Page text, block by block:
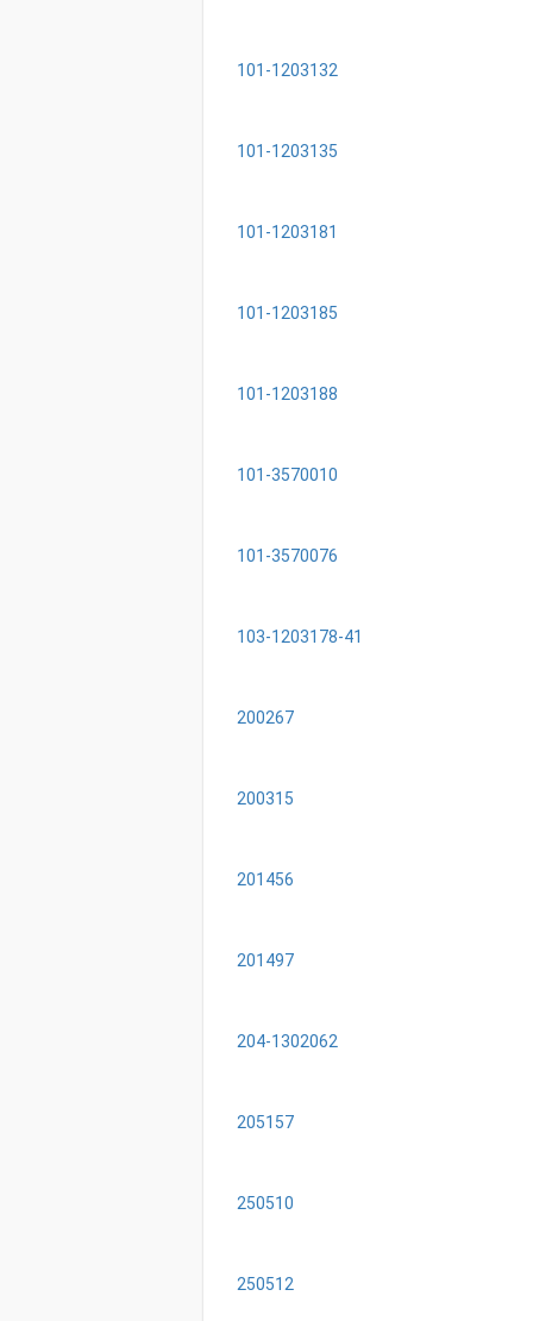
101-1203132
101-1203135
101-1203181
101-1203185
101-1203188
101-3570010
101-3570076
103-1203178-41
200267
200315
201456
201497
204-1302062
205157
250510
250512